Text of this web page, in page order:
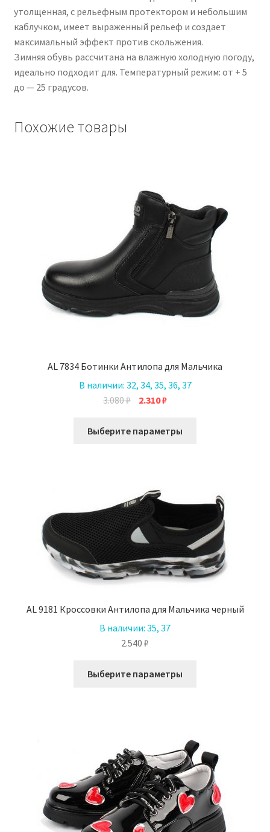
утолщенная, с рельефным протектором и небольшим
каблучком, имеет выраженный рельеф и создает
максимальный эффект против скольжения.
Зимняя обувь рассчитана на влажную холодную погоду,
идеально подходит для. Температурный режим: от + 5
до — 25 градусов.
Похожие товары
AL 7834 Ботинки Антилопа для Мальчика
В наличии: 32, 34, 35, 36, 37
3.080₽
Первоначальная
составляла
2.310₽Текущая
2.310 ₽.
Выберите параметры
Опции
можно
выбрать
на
странице
товара.
AL 9181 Кроссовки Антилопа для Мальчика черный
В наличии: 35, 37
2.540 ₽
Выберите параметры
Опции
можно
выбрать
на
странице
товара.